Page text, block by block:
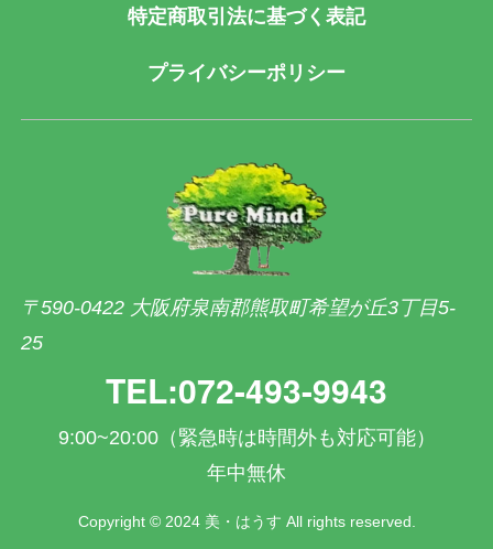
特定商取引法に基づく表記
プライバシーポリシー
〒590-0422 大阪府泉南郡熊取町希望が丘3丁目5-
25
TEL:072-493-9943
9:00~20:00（緊急時は時間外も対応可能）
年中無休
Copyright © 2024 美・はうす All rights reserved.